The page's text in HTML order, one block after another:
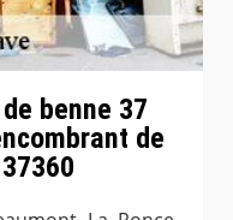
benne 37
de